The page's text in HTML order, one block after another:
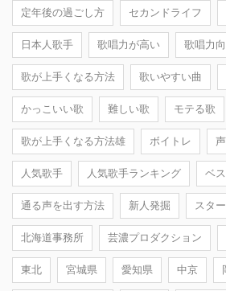
定年後の過ごし方 セカンドライフ
日本人歌手 歌唱力が高い 歌唱力
歌が上手くなる方法 歌いやすい曲
かっこいい歌 難しい歌 モテる歌
歌が上手くなる方法雄 ボイトレ
人気歌手 人気歌手ランキング ベ
通る声を出す方法 新人発掘 スター
北海道事務所 芸濃プロダクション
東北 宮城県 愛知県 中京